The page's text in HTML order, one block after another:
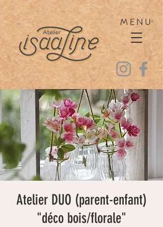
MENU
Atelier DUO (parent-enfant)
"déco bois/florale"